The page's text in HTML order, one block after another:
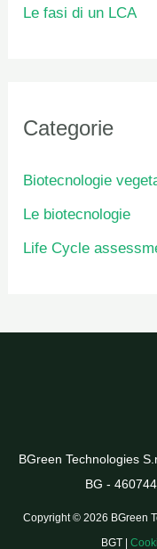
Le fasi di un LCA
Categorie
Biotecnologie
Le biotecnologie
Life Cycle
BGreen Technologies
BG -
Copyright © 2026 BGreen
BGT |